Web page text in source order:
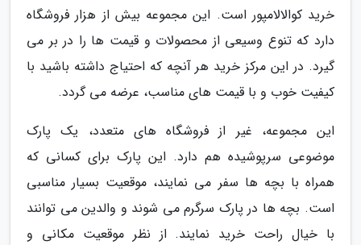
خرید کوالالامپور است. این مجموعه بیش از هزار فروشگاه
دارد که تنوع وسیعی از محصولات و قیمت ها را در بر می
گیرد. در این مرکز خرید هر آنچه که احتیاج داشته باشید با
کیفیت خوب و با قیمت های مناسب، عرضه می گردد.
این مجموعه، غیر از فروشگاه های متعدد، یک پارک
موضوعی سرپوشیده هم دارد. این پارک برای کسانی که
همراه با بچه ها سفر می نمایند، موقعیت بسیار مناسبی
است. بچه ها در پارک سرگرم می شوند و والدین می توانند
با خیال راحت خرید نمایند. از نظر موقعیت مکانی و